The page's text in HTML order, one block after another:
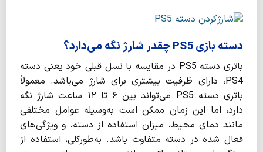
دسته بازی PS5 چقدر شارژ نگه می‌دارد؟
باتری دسته PS5 در مقایسه با نسل قبلی خود یعنی دسته
PS4، دارای ظرفیت بیشتری برای شارژ می‌باشد. معمولاً
باتری دسته PS5 می‌تواند بین ۶ تا ۱۲ ساعت شارژ نگه‌
دارد، اما این زمان ممکن است به‌وسیله عوامل مختلفی
مانند دمای محیط، میزان استفاده از دسته، و ویژگی‌های
فعال شده در دسته متفاوت باشد. به‌طورکلی، استفاده از